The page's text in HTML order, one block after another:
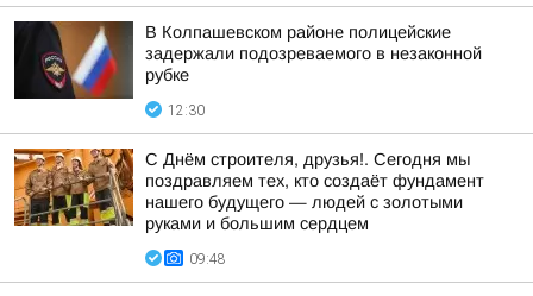
В Колпашевском районе полицейские
задержали подозреваемого в незаконной
рубке
12:30
С Днём строителя, друзья!. Сегодня мы
поздравляем тех, кто создаёт фундамент
нашего будущего — людей с золотыми
руками и большим сердцем
09:48